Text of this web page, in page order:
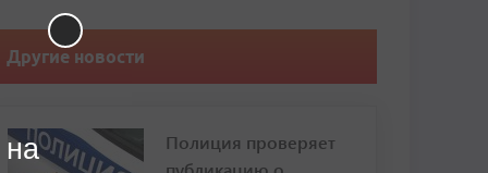
Другие новости
Полиция проверяет